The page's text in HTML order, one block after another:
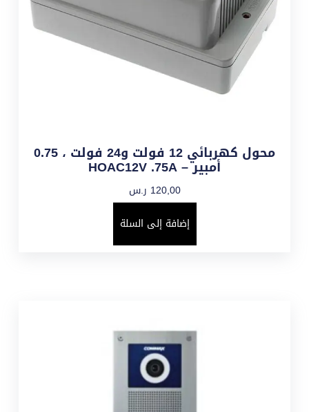
محول كهربائي 12 فولت و24 فولت ، 0.75
أمبير – HOAC12V .75A
120,00 ر.س
إضافة إلى السلة